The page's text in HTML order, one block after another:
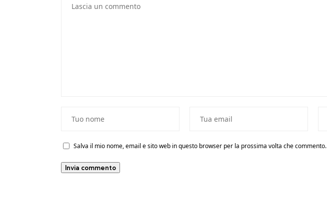
Salva il mio nome, email e sito web in questo browser per la prossima volta che commento.